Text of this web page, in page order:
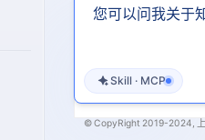
Skill 驱动
Skill · MCP
© CopyRight 2019-2024,